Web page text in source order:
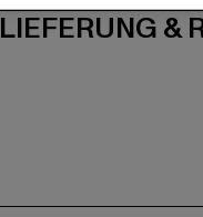
LIEFERUNG &